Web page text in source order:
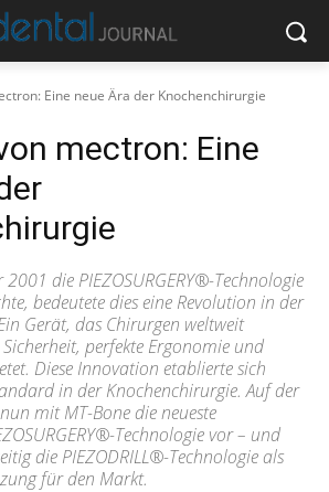
Eine neue Ära der Knochenchirurgie
mectron: Eine
die PIEZOSURGERY®-Technologie
bedeutete dies eine Revolution in der
Gerät, das Chirurgen weltweit
perfekte Ergonomie und
Diese Innovation etablierte sich
in der Knochenchirurgie. Auf der
mit MT-Bone die neueste
Technologie vor – und
die PIEZODRILL®-Technologie als
für den Markt.